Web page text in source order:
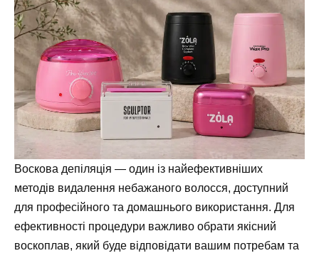
Воскова депіляція — один із найефективніших
методів видалення небажаного волосся, доступний
для професійного та домашнього використання. Для
ефективності процедури важливо обрати якісний
воскоплав, який буде відповідати вашим потребам та